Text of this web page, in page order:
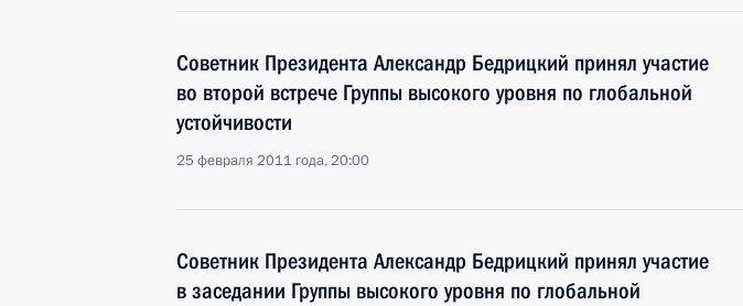
Советник Президента Александр Бедрицкий принял участие
во второй встрече Группы высокого уровня по глобальной
устойчивости
25 февраля 2011 года, 20:00
Советник Президента Александр Бедрицкий принял участие
в заседании Группы высокого уровня по глобальной